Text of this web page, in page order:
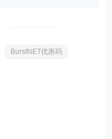
BurstNET优惠码